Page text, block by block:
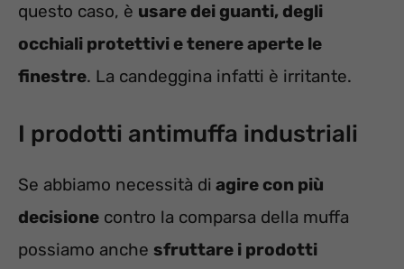
questo caso, è usare dei guanti, degli
occhiali protettivi e tenere aperte le
finestre. La candeggina infatti è irritante.
I prodotti antimuffa industriali
Se abbiamo necessità di agire con più
decisione contro la comparsa della muffa
possiamo anche sfruttare i prodotti